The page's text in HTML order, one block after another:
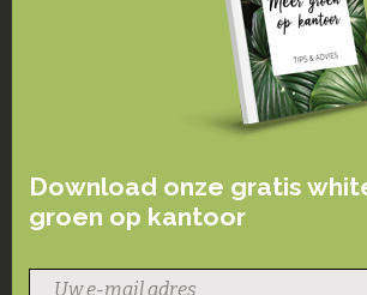
Download onze gratis
groen op kantoor